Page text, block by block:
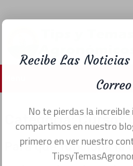
Categoría:Cursos
Para que funciona la
Recibe Las
Correo
No te pierdas la
compartimos en nuestro
primero en ver nuestro